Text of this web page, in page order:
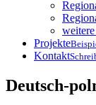
Projekte
Kontakt
Deutsch-